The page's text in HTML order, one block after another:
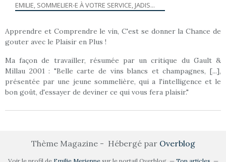
EMILIE, SOMMELIER-E À VOTRE SERVICE, JADIS...
Apprendre et Comprendre le vin, C'est se donner la Chance de
gouter avec le Plaisir en Plus !
Ma façon de travailler, résumée par un critique du Gault &
Millau 2001 : "Belle carte de vins blancs et champagnes, [...],
présentée par une jeune sommelière, qui a l'intelligence et le
bon goût, d'essayer de deviner ce qui vous fera plaisir."
Thème Magazine - Hébergé par Overblog